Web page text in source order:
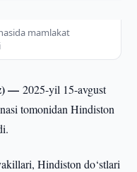
mamlakat
—2025-yil 15-avgust
tomonidan Hindiston
Hindiston do‘stlari